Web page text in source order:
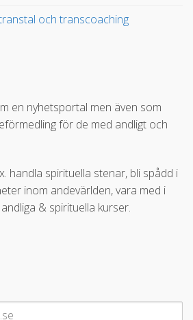
och transcoaching
en nyhetsportal men även som
för de med andligt och
handla spirituella stenar, bli spådd i
inom andevärlden, vara med i
& spirituella kurser.